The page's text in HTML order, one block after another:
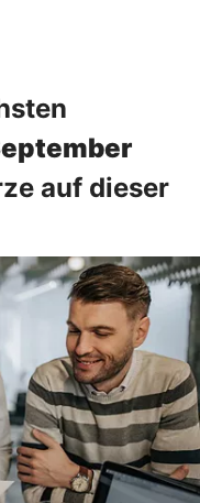
auf dieser